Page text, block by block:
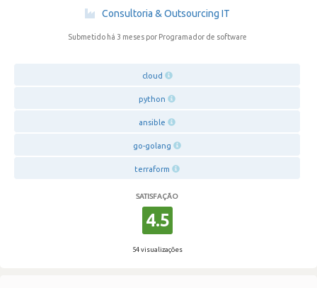
·
Consultoria & Outsourcing IT
Submetido há 3 meses por Programador de software
cloud
python
ansible
go-golang
terraform
SATISFAÇÃO
4.5
54 visualizações